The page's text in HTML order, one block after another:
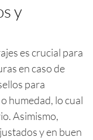
y
es crucial para
en caso de
para
humedad, lo cual
Asimismo,
y en buen